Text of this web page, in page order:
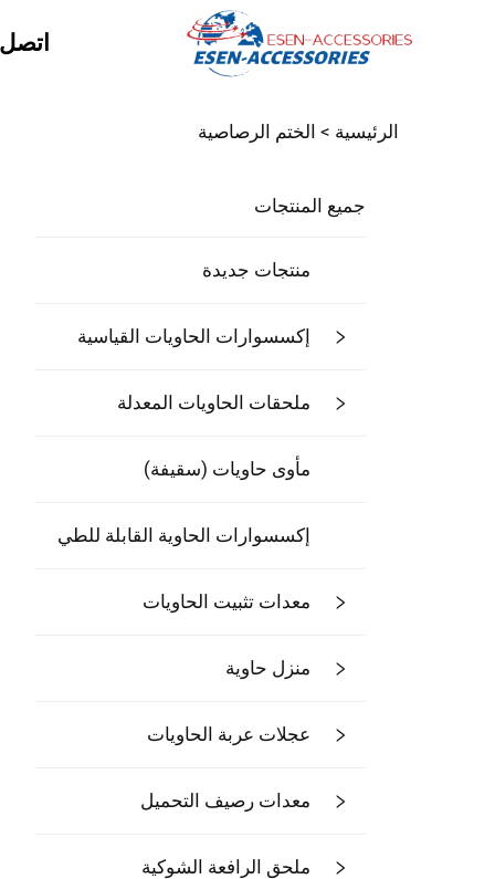
اتصل
الرئيسية > الختم الرصاصية
جميع المنتجات
منتجات جديدة
إكسسوارات الحاويات القياسية
ملحقات الحاويات المعدلة
مأوى حاويات (سقيفة)
إكسسوارات الحاوية القابلة للطي
معدات تثبيت الحاويات
منزل حاوية
عجلات عربة الحاويات
معدات رصيف التحميل
ملحق الرافعة الشوكية